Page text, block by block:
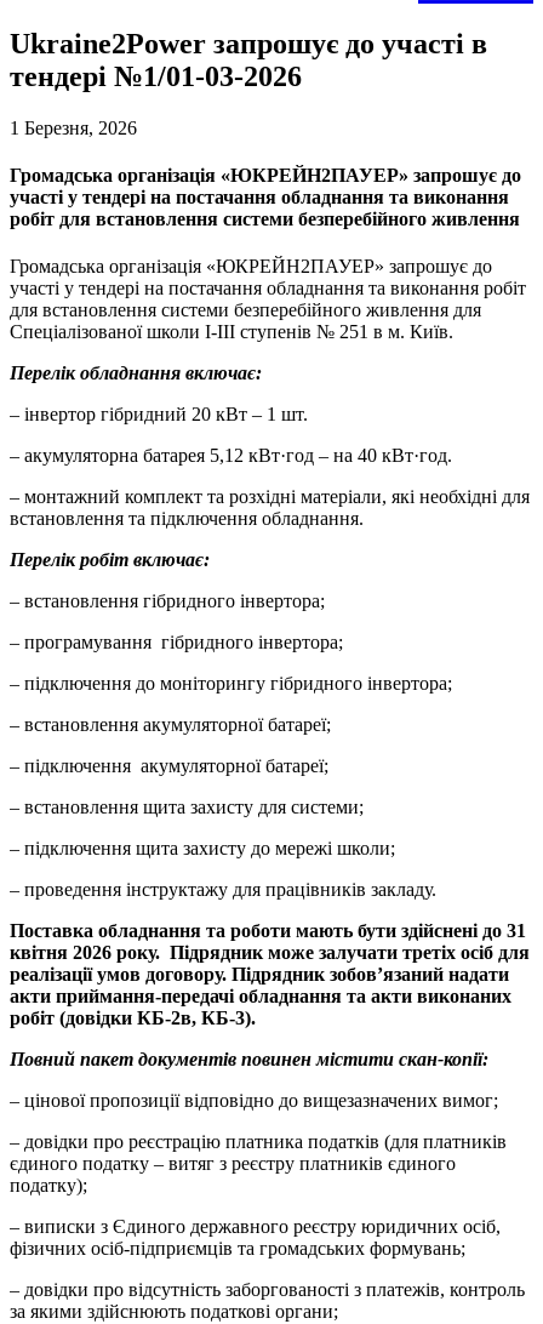
Ukraine2Power запрошує до участі в
тендері №1/01-03-2026
1 Березня, 2026
Громадська організація «ЮКРЕЙН2ПАУЕР» запрошує до
участі у тендері на постачання обладнання та виконання
робіт для встановлення системи безперебійного живлення
Громадська організація «ЮКРЕЙН2ПАУЕР» запрошує до
участі у тендері на постачання обладнання та виконання робіт
для встановлення системи безперебійного живлення для
Спеціалізованої школи І-ІІІ ступенів № 251 в м. Київ.
Перелік обладнання включає:
– інвертор гібридний 20 кВт – 1 шт.
– акумуляторна батарея 5,12 кВт·год – на 40 кВт·год.
– монтажний комплект та розхідні матеріали, які необхідні для
встановлення та підключення обладнання.
Перелік робіт включає:
– встановлення гібридного інвертора;
– програмування гібридного інвертора;
– підключення до моніторингу гібридного інвертора;
– встановлення акумуляторної батареї;
– підключення акумуляторної батареї;
– встановлення щита захисту для системи;
– підключення щита захисту до мережі школи;
– проведення інструктажу для працівників закладу.
Поставка обладнання та роботи мають бути здійснені до 31
квітня 2026 року. Підрядник може залучати третіх осіб для
реалізації умов договору. Підрядник зобов’язаний надати
акти приймання-передачі обладнання та акти виконаних
робіт (довідки КБ-2в, КБ-3).
Повний пакет документів повинен містити скан-копії:
– цінової пропозиції відповідно до вищезазначених вимог;
– довідки про реєстрацію платника податків (для платників
єдиного податку – витяг з реєстру платників єдиного
податку);
– виписки з Єдиного державного реєстру юридичних осіб,
фізичних осіб-підприємців та громадських формувань;
– довідки про відсутність заборгованості з платежів, контроль
за якими здійснюють податкові органи;